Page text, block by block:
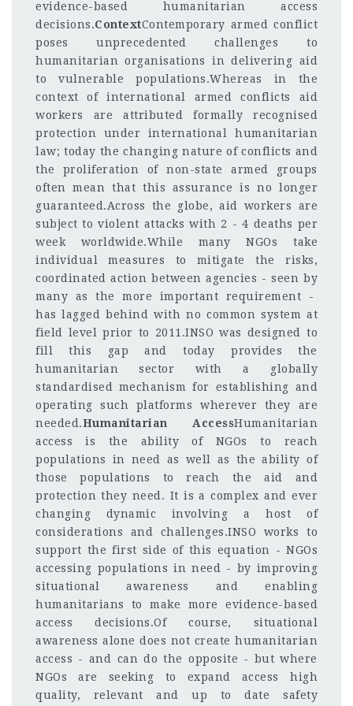
evidence-based humanitarian access
decisions.ContextContemporary armed conflict
poses unprecedented challenges to
humanitarian organisations in delivering aid
to vulnerable populations.Whereas in the
context of international armed conflicts aid
workers are attributed formally recognised
protection under international humanitarian
law; today the changing nature of conflicts and
the proliferation of non-state armed groups
often mean that this assurance is no longer
guaranteed.Across the globe, aid workers are
subject to violent attacks with 2 - 4 deaths per
week worldwide.While many NGOs take
individual measures to mitigate the risks,
coordinated action between agencies - seen by
many as the more important requirement -
has lagged behind with no common system at
field level prior to 2011.INSO was designed to
fill this gap and today provides the
humanitarian sector with a globally
standardised mechanism for establishing and
operating such platforms wherever they are
needed.Humanitarian AccessHumanitarian
access is the ability of NGOs to reach
populations in need as well as the ability of
those populations to reach the aid and
protection they need. It is a complex and ever
changing dynamic involving a host of
considerations and challenges.INSO works to
support the first side of this equation - NGOs
accessing populations in need - by improving
situational awareness and enabling
humanitarians to make more evidence-based
access decisions.Of course, situational
awareness alone does not create humanitarian
access - and can do the opposite - but where
NGOs are seeking to expand access high
quality, relevant and up to date safety